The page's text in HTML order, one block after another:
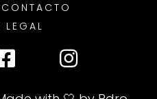
CONTACTO
LEGAL